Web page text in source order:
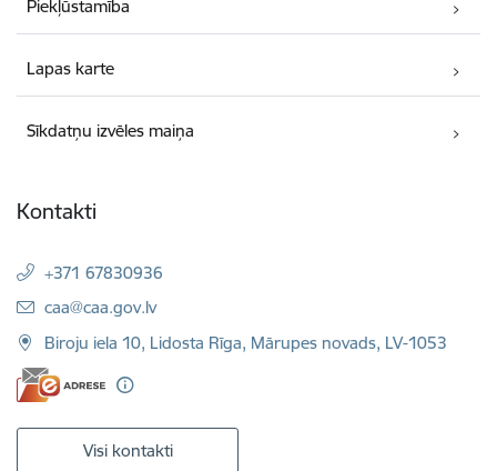
Piekļūstamība
Lapas karte
Sīkdatņu izvēles maiņa
Kontakti
+371 67830936
E-pasts:
caa@caa.gov.lv
Biroju iela 10, Lidosta Rīga, Mārupes novads, LV-1053
Visi kontakti